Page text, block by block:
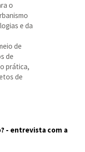
o
e da
de
de
prática,
de
- entrevista com a